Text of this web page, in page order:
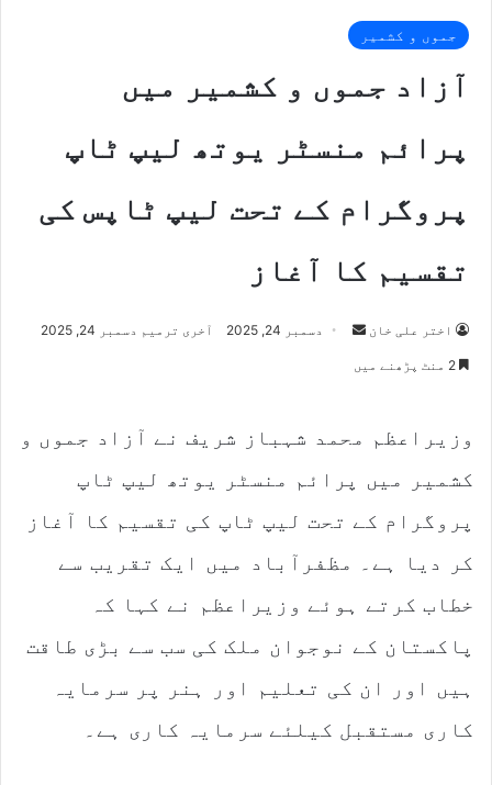
جموں و کشمیر
آزاد جموں و کشمیر میں
پرائم منسٹر یوتھ لیپ ٹاپ
پروگرام کے تحت لیپ ٹاپس کی
تقسیم کا آغاز
اختر علی خان
a
e
دسمبر 24, 2025 آخری ترمیم دسمبر 24, 2025
وزیراعظم محمد شہباز شریف نے آزاد جموں و
کشمیر میں پرائم منسٹر یوتھ لیپ ٹاپ
پروگرام کے تحت لیپ ٹاپ کی تقسیم کا آغاز
کر دیا ہے۔ مظفرآباد میں ایک تقریب سے
خطاب کرتے ہوئے وزیراعظم نے کہا کہ
پاکستان کے نوجوان ملک کی سب سے بڑی طاقت
ہیں اور ان کی تعلیم اور ہنر پر سرمایہ
کاری مستقبل کیلئے سرمایہ کاری ہے۔